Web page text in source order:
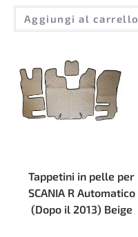
Aggiungi al carrello
Tappetini in pelle per
SCANIA R Automatico
(Dopo il 2013) Beige